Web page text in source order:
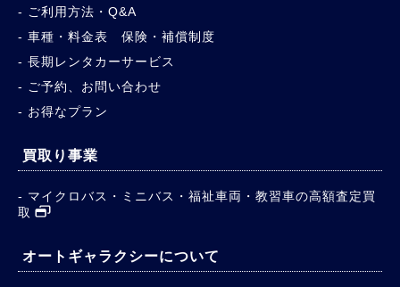
ご利用方法・Q&A
車種・料金表 保険・補償制度
長期レンタカーサービス
ご予約、お問い合わせ
お得なプラン
買取り事業
マイクロバス・ミニバス・福祉車両・教習車の高額査定買
取
オートギャラクシーについて